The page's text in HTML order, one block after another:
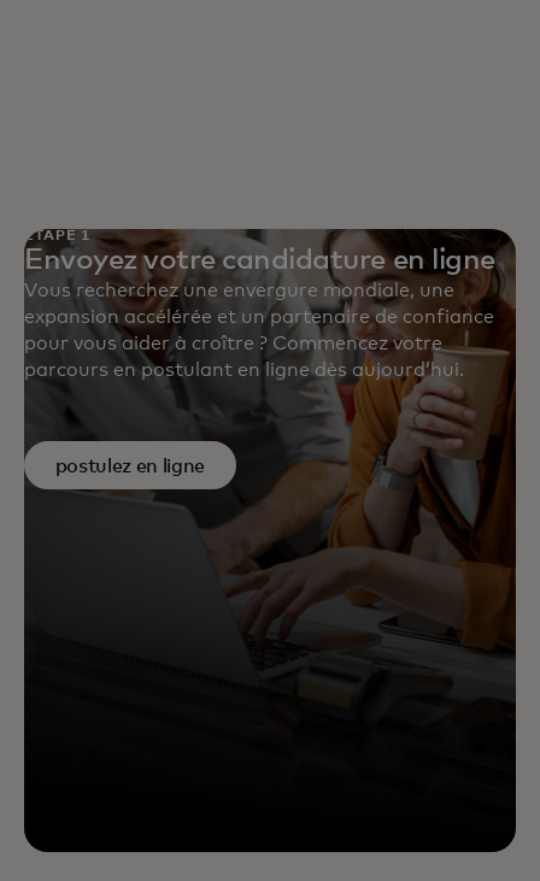
ÉTAPE 1
Envoyez votre candidature en ligne
Vous recherchez une envergure mondiale, une
expansion accélérée et un partenaire de confiance
pour vous aider à croître ? Commencez votre
parcours en postulant en ligne dès aujourd’hui.
postulez en ligne